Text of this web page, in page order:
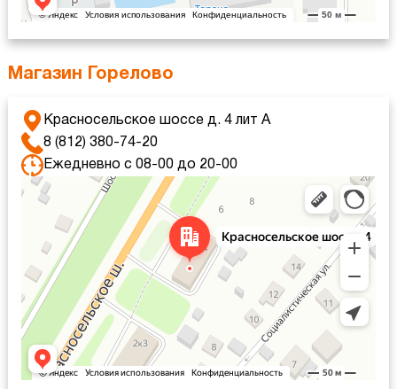
Магазин Горелово
Красносельское шоссе д. 4 лит А
8 (812) 380-74-20
Ежедневно с 08-00 до 20-00
Санкт‑Петербург
Красносельское шоссе, 4 — Яндекс Карты